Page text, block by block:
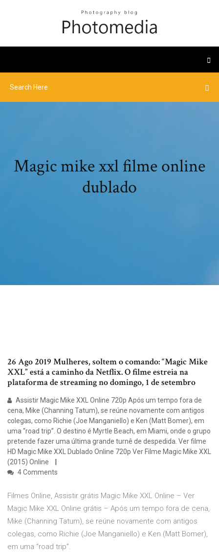
Magic mike xxl filme online
dublado
26 Ago 2019 Mulheres, soltem o comando: “Magic Mike
XXL” está a caminho da Netflix. O filme estreia na
plataforma de streaming no domingo, 1 de setembro
Assistir Magic Mike XXL Online 720p Após um tempo fora de
cena, Mike (Channing Tatum), se reúne novamente com antigos
colegas, como Richie (Joe Manganiello) e Ken (Matt Bomer), em
uma “road trip”. O destino é Myrtle Beach, em Miami, onde o grupo
pretende fazer uma última grande turnê de despedida. Ver filme
HD Magic Mike XXL Dublado Online 720p Ver Filme Magic Mike XXL
(2015) Online
4 Comments
Filmes Online, Assistir grátis Magic Mike XXL Online – Ver
Magic Mike XXL Online grátis – Após um tempo fora de cena,
Mike (Channing Tatum), se reúne novamente com antigos
colegas, como Richie (Joe Manganiello) e Ken (Matt Bomer),
em uma “road trip”.